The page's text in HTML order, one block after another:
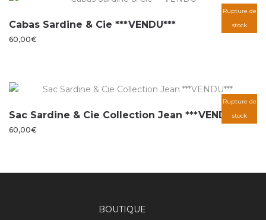
Rupture de
stock
Cabas Sardine & Cie ***VENDU***
60,00€
Rupture de
stock
Sac Sardine & Cie Collection Jean ***VENDU***
60,00€
BOUTIQUE